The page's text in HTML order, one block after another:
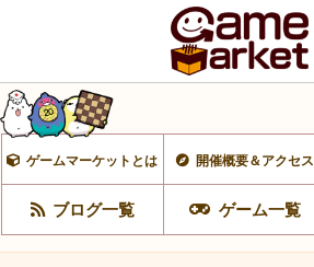
ゲームマーケットとは 開催概要＆アクセス
ブログ一覧 ゲーム一覧